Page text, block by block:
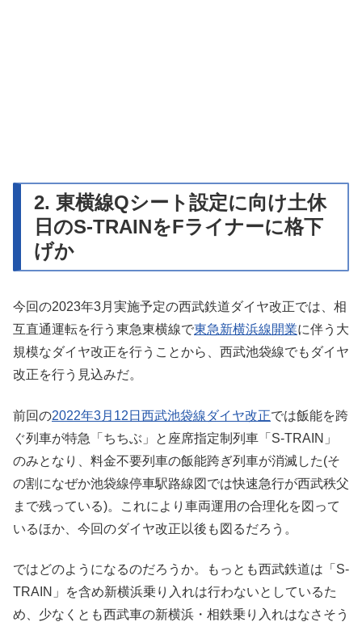
2. 東横線Qシート設定に向け土休
日のS-TRAINをFライナーに格下
げか
今回の2023年3月実施予定の西武鉄道ダイヤ改正では、相
互直通運転を行う東急東横線で東急新横浜線開業に伴う大
規模なダイヤ改正を行うことから、西武池袋線でもダイヤ
改正を行う見込みだ。
前回の2022年3月12日西武池袋線ダイヤ改正では飯能を跨
ぐ列車が特急「ちちぶ」と座席指定制列車「S-TRAIN」
のみとなり、料金不要列車の飯能跨ぎ列車が消滅した(そ
の割になぜか池袋線停車駅路線図では快速急行が西武秩父
まで残っている)。これにより車両運用の合理化を図って
いるほか、今回のダイヤ改正以後も図るだろう。
ではどのようになるのだろうか。もっとも西武鉄道は「S-
TRAIN」を含め新横浜乗り入れは行わないとしているた
め、少なくとも西武車の新横浜・相鉄乗り入れはなさそう